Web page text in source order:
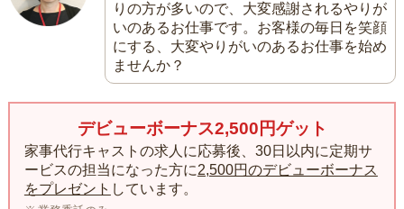
りの方が多いので、大変感謝されるやりが
いのあるお仕事です。お客様の毎日を笑顔
にする、大変やりがいのあるお仕事を始め
ませんか？
デビューボーナス2,500円ゲット
家事代行キャストの求人に応募後、30日以内に定期サ
ービスの担当になった方に2,500円のデビューボーナス
をプレゼント しています。